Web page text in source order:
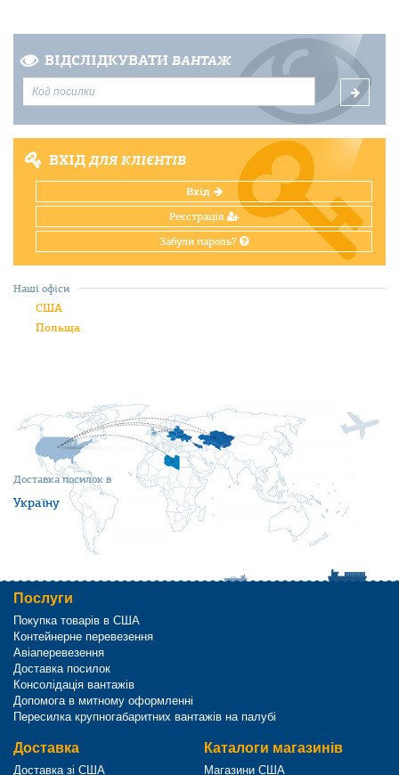
ВІДСЛІДКУВАТИ ВАНТАЖ
ВХІДДЛЯ КЛІЄНТІВ
Вхід
Реєстрація
Забули пароль?
Доставка посилок в
Україну
Наші офіси
США
Польща
Послуги
Покупка товарів в США
Контейнерне перевезення
Авіаперевезення
Доставка посилок
Консолідація вантажів
Допомога в митному оформленні
Пересилка крупногабаритних вантажів на палубі
Доставка
Доставка зі США
Каталоги магазинів
Магазини США